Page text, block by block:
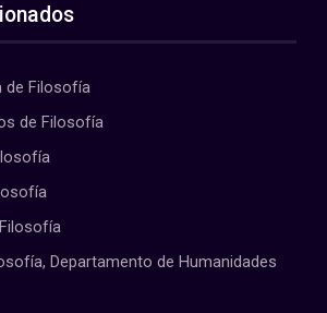
de Filosofía
de Filosofía
Departamento de Humanidades